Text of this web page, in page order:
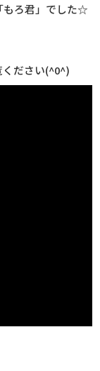
「もろ君」でした☆
ください(^0^)